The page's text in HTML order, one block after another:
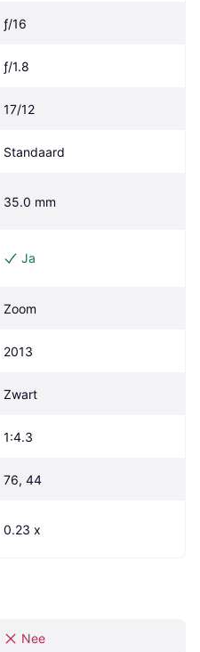
ƒ/16
ƒ/1.8
17/12
Standaard
35.0 mm
Ja
Zoom
2013
Zwart
1:4.3
76, 44
0.23 x
Nee